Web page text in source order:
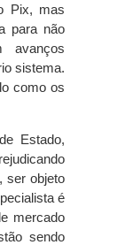
Pix, mas
para não
avanços
sistema.
como os
Estado,
ser objeto
é
mercado
sendo